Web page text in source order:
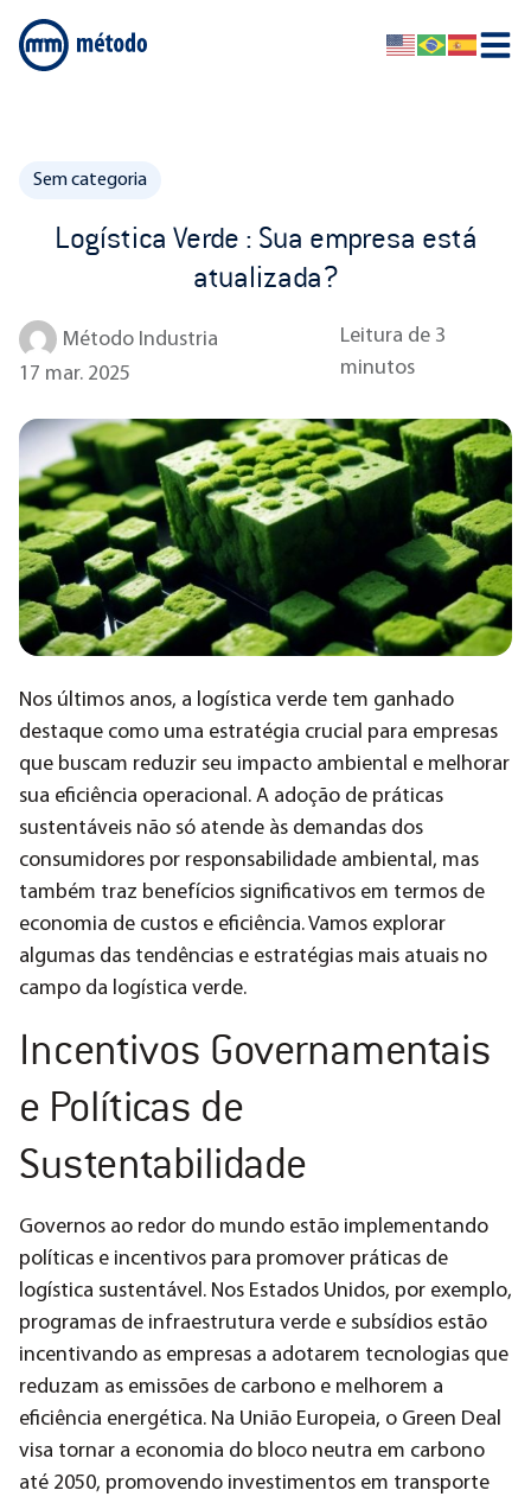
Sem categoria
Logística Verde : Sua empresa está
atualizada?
Método Industria
17 mar. 2025
Leitura de 3
minutos
Nos últimos anos, a logística verde tem ganhado
destaque como uma estratégia crucial para empresas
que buscam reduzir seu impacto ambiental e melhorar
sua eficiência operacional. A adoção de práticas
sustentáveis não só atende às demandas dos
consumidores por responsabilidade ambiental, mas
também traz benefícios significativos em termos de
economia de custos e eficiência. Vamos explorar
algumas das tendências e estratégias mais atuais no
campo da logística verde.
Incentivos Governamentais
e Políticas de
Sustentabilidade
Governos ao redor do mundo estão implementando
políticas e incentivos para promover práticas de
logística sustentável. Nos Estados Unidos, por exemplo,
programas de infraestrutura verde e subsídios estão
incentivando as empresas a adotarem tecnologias que
reduzam as emissões de carbono e melhorem a
eficiência energética​​. Na União Europeia, o Green Deal
visa tornar a economia do bloco neutra em carbono
até 2050, promovendo investimentos em transporte